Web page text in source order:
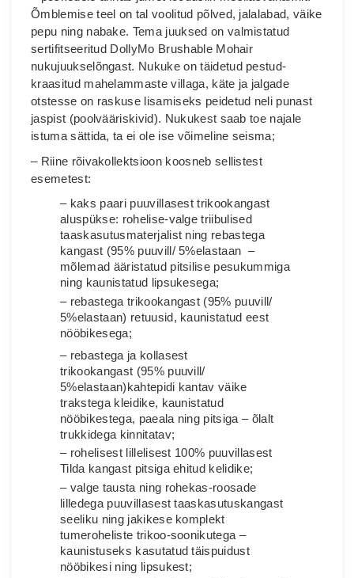
Õmblemise teel on tal voolitud põlved, jalalabad, väike
pepu ning nabake. Tema juuksed on valmistatud
sertifitseeritud DollyMo Brushable Mohair
nukujuukselõngast. Nukuke on täidetud pestud-
kraasitud mahelammaste villaga, käte ja jalgade
otstesse on raskuse lisamiseks peidetud neli punast
jaspist (poolvääriskivid). Nukukest saab toe najale
istuma sättida, ta ei ole ise võimeline seisma;
– Riine rõivakollektsioon koosneb sellistest
esemetest:
– kaks paari puuvillasest trikookangast
aluspükse: rohelise-valge triibulised
taaskasutusmaterjalist ning rebastega
kangast (95% puuvill/ 5%elastaan –
mõlemad ääristatud pitsilise pesukummiga
ning kaunistatud lipsukesega;
– rebastega trikookangast (95% puuvill/
5%elastaan) retuusid, kaunistatud eest
nööbikesega;
– rebastega ja kollasest
trikookangast (95% puuvill/
5%elastaan) kahtepidi kantav väike
trakstega kleidike, kaunistatud
nööbikestega, paeala ning pitsiga – õlalt
trukkidega kinnitatav;
– rohelisest lillelisest 100% puuvillasest
Tilda kangast pitsiga ehitud kelidike;
– valge tausta ning rohekas-roosade
lilledega puuvillasest taaskasutuskangast
seeliku ning jakikese komplekt
tumeroheliste trikoo-soonikutega –
kaunistuseks kasutatud täispuidust
nööbikesi ning lipsukest;